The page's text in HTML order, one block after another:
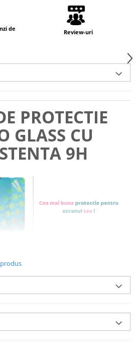
de
Review-uri
PROTECTIE
GLASS CU
9H
sunt
tu.
folosit in